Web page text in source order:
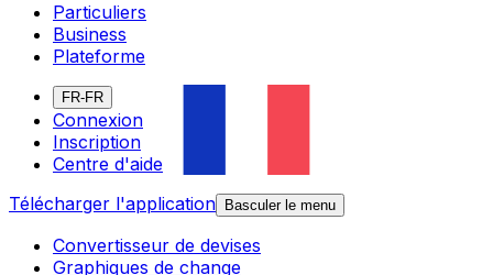
Particuliers
Business
Plateforme
FR-FR
Connexion
Inscription
Centre d'aide
Télécharger l'application
Basculer le menu
Convertisseur de devises
Graphiques de change